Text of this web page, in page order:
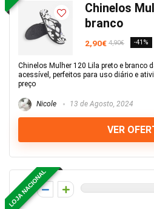
Chinelos
branco
2,90€ 4,90€ -41%
Chinelos Mulher 120 Lila preto e branco
acessível, perfeitos para uso diário e
preço
Nicole 13 de Agosto, 2024
VER
LOJA NACIONAL
0